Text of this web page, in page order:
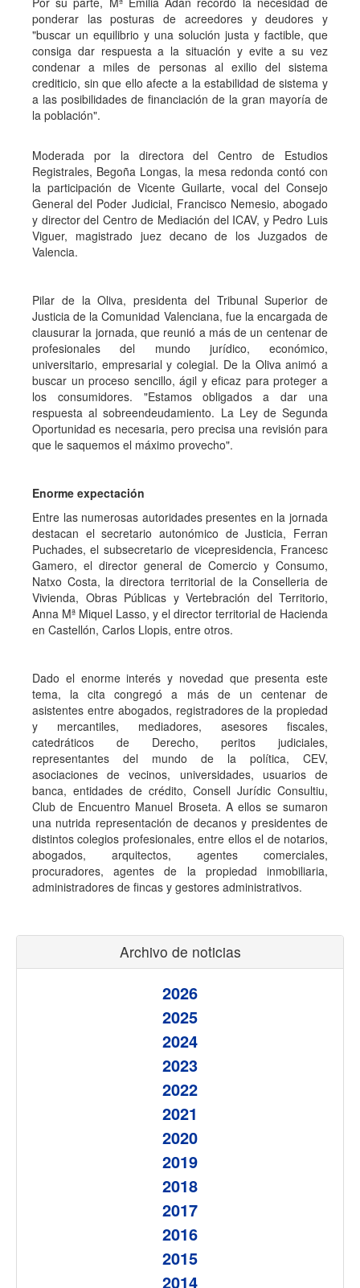
ponderar las posturas de acreedores y deudores y
"buscar un equilibrio y una solución justa y factible, que
consiga dar respuesta a la situación y evite a su vez
condenar a miles de personas al exilio del sistema
crediticio, sin que ello afecte a la estabilidad de sistema y
a las posibilidades de financiación de la gran mayoría de
la población".
Moderada por la directora del Centro de Estudios
Registrales, Begoña Longas, la mesa redonda contó con
la participación de Vicente Guilarte, vocal del Consejo
General del Poder Judicial, Francisco Nemesio, abogado
y director del Centro de Mediación del ICAV, y Pedro Luis
Viguer, magistrado juez decano de los Juzgados de
Valencia.
Pilar de la Oliva, presidenta del Tribunal Superior de
Justicia de la Comunidad Valenciana, fue la encargada de
clausurar la jornada, que reunió a más de un centenar de
profesionales del mundo jurídico, económico,
universitario, empresarial y colegial. De la Oliva animó a
buscar un proceso sencillo, ágil y eficaz para proteger a
los consumidores. "Estamos obligados a dar una
respuesta al sobreendeudamiento. La Ley de Segunda
Oportunidad es necesaria, pero precisa una revisión para
que le saquemos el máximo provecho".
Enorme expectación
Entre las numerosas autoridades presentes en la jornada
destacan el secretario autonómico de Justicia, Ferran
Puchades, el subsecretario de vicepresidencia, Francesc
Gamero, el director general de Comercio y Consumo,
Natxo Costa, la directora territorial de la Conselleria de
Vivienda, Obras Públicas y Vertebración del Territorio,
Anna Mª Miquel Lasso, y el director territorial de Hacienda
en Castellón, Carlos Llopis, entre otros.
Dado el enorme interés y novedad que presenta este
tema, la cita congregó a más de un centenar de
asistentes entre abogados, registradores de la propiedad
y mercantiles, mediadores, asesores fiscales,
catedráticos de Derecho, peritos judiciales,
representantes del mundo de la política, CEV,
asociaciones de vecinos, universidades, usuarios de
banca, entidades de crédito, Consell Jurídic Consultiu,
Club de Encuentro Manuel Broseta. A ellos se sumaron
una nutrida representación de decanos y presidentes de
distintos colegios profesionales, entre ellos el de notarios,
abogados, arquitectos, agentes comerciales,
procuradores, agentes de la propiedad inmobiliaria,
administradores de fincas y gestores administrativos.
Archivo de noticias
2026
2025
2024
2023
2022
2021
2020
2019
2018
2017
2016
2015
2014